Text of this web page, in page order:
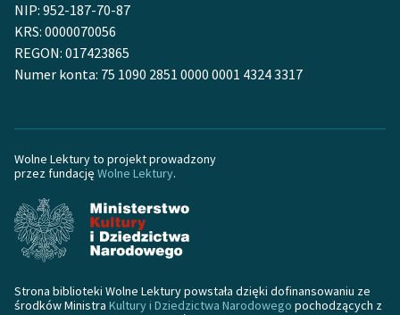
NIP: 952-187-70-87
KRS: 0000070056
REGON: 017423865
Numer konta: 75 1090 2851 0000 0001 4324 3317
Wolne Lektury to projekt prowadzony
przez fundację Wolne Lektury.
Strona biblioteki Wolne Lektury powstała dzięki dofinansowaniu ze
środków Ministra Kultury i Dziedzictwa Narodowego pochodzących z